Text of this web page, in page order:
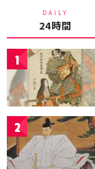
DAILY
24時間
1
2